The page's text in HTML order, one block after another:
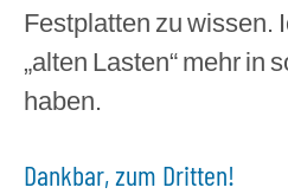
Festplatten zu wissen.
„alten Lasten“ mehr in
haben.
Dankbar, zum Dritten!